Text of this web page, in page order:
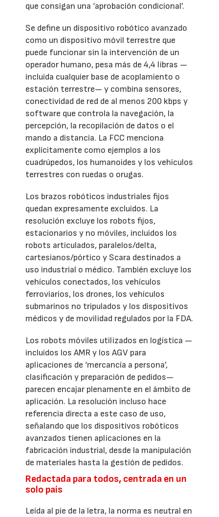
que consigan una ‘aprobación condicional’.
Se define un dispositivo robótico avanzado
como un dispositivo móvil terrestre que
puede funcionar sin la intervención de un
operador humano, pesa más de 4,4 libras —
incluida cualquier base de acoplamiento o
estación terrestre— y combina sensores,
conectividad de red de al menos 200 kbps y
software que controla la navegación, la
percepción, la recopilación de datos o el
mando a distancia. La FCC menciona
explícitamente como ejemplos a los
cuadrúpedos, los humanoides y los vehículos
terrestres con ruedas o orugas.
Los brazos robóticos industriales fijos
quedan expresamente excluidos. La
resolución excluye los robots fijos,
estacionarios y no móviles, incluidos los
robots articulados, paralelos/delta,
cartesianos/pórtico y Scara destinados a
uso industrial o médico. También excluye los
vehículos conectados, los vehículos
ferroviarios, los drones, los vehículos
submarinos no tripulados y los dispositivos
médicos y de movilidad regulados por la FDA.
Los robots móviles utilizados en logística —
incluidos los AMR y los AGV para
aplicaciones de ‘mercancía a persona’,
clasificación y preparación de pedidos—
parecen encajar plenamente en el ámbito de
aplicación. La resolución incluso hace
referencia directa a este caso de uso,
señalando que los dispositivos robóticos
avanzados tienen aplicaciones en la
fabricación industrial, desde la manipulación
de materiales hasta la gestión de pedidos.
Redactada para todos, centrada en un
solo país
Leída al pie de la letra, la norma es neutral en